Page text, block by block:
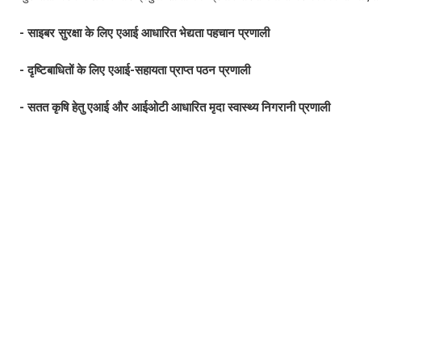
- साइबर सुरक्षा के लिए एआई आधारित भेद्यता पहचान प्रणाली
- दृष्टिबाधितों के लिए एआई-सहायता प्राप्त पठन प्रणाली
- सतत कृषि हेतु एआई और आईओटी आधारित मृदा स्वास्थ्य निगरानी प्रणाली